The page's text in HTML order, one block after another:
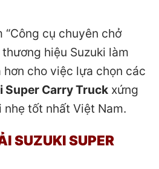
“Công cụ chuyên chở
hiệu Suzuki làm
hơn cho việc lựa chọn các
Super Carry Truck xứng
tốt nhất Việt Nam.
SUZUKI SUPER